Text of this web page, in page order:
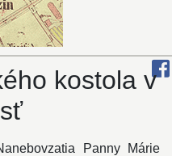
kostola v
Panny Márie